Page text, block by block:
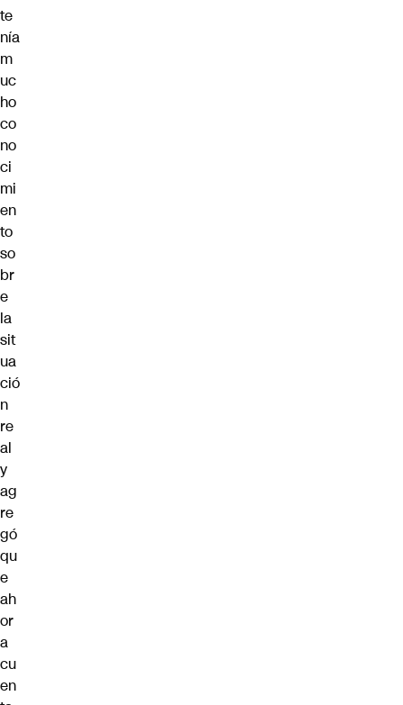
te
nía
m
uc
ho
co
no
ci
mi
en
to
so
br
e
la
sit
ua
ció
n
re
al
y
ag
re
gó
qu
e
ah
or
a
cu
en